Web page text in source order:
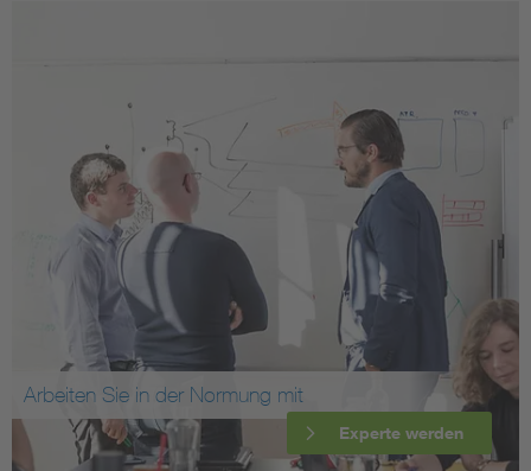
Arbeiten Sie in der Normung mit
Experte werden